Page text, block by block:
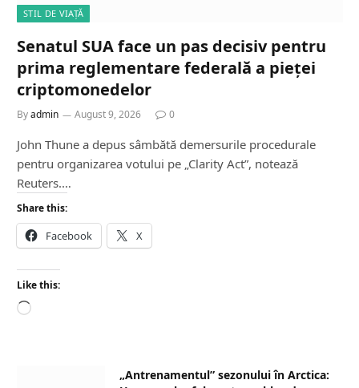
STIL DE VIAȚĂ
Senatul SUA face un pas decisiv pentru
prima reglementare federală a pieței
criptomonedelor
Byadmin August 9, 2026 0
John Thune a depus sâmbătă demersurile procedurale
pentru organizarea votului pe „Clarity Act”, notează
Reuters.…
Share this:
Facebook X
Like this:
L
„Antrenamentul” sezonului în Arctica: